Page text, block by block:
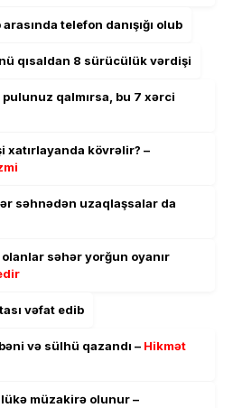
telefon danışığı olub
qısaldan 8 sürücülük vərdişi
pulunuz qalmırsa, bu 7 xərci
xatırlayanda kövrəlir? –
səhnədən uzaqlaşsalar da
səhər yorğun oyanır
vəfat edib
və sülhü qazandı – Hikmət
müzakirə olunur –